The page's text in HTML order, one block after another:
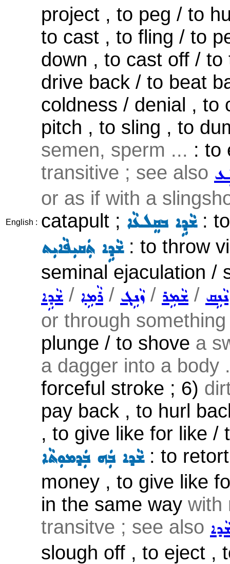
English :
project , to peg / to
to cast , to fling / to
down , to cast off /
drive back / to beat
coldness / denial , to
pitch , to sling , to
semen, sperm ... : to
transitive ; see also
or as if with a
catapult ; ܫܵܕܹܐ ܒܩܸܠܥܵܐ: to
ܫܵܕܹܐ ܬܲܩܝܼܦܵܐܝܼܬ: to throw
seminal ejaculation /
ܫܵܕܹܐ / ܪܵܡܹܐ / ܙܵܢܹܓ݂/ ܫܵܡܹܪ / ܢܵܢܹܩ
or through something
plunge / to shove a
a dagger into a body
forceful stroke ; 6)
pay back , to hurl
, to give like for like /
ܫܵܕܐ ܒܲܗ ܒܲܕܡܘܼܬܵܐ: to retort
money , to give like
in the same way with
transitve ; see also
slough off , to eject ,